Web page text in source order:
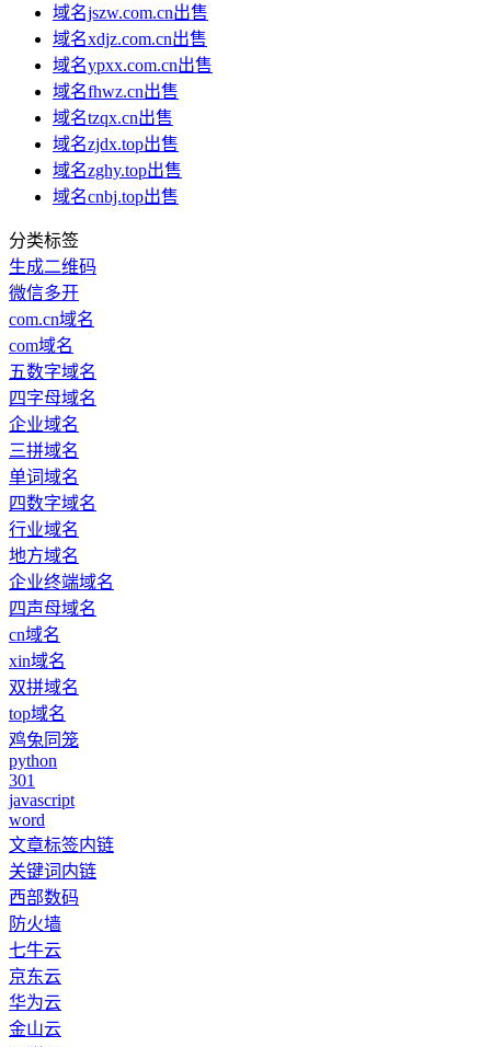
域名jszw.com.cn出售
域名xdjz.com.cn出售
域名ypxx.com.cn出售
域名fhwz.cn出售
域名tzqx.cn出售
域名zjdx.top出售
域名zghy.top出售
域名cnbj.top出售
分类标签
生成二维码
微信多开
com.cn域名
com域名
五数字域名
四字母域名
企业域名
三拼域名
单词域名
四数字域名
行业域名
地方域名
企业终端域名
四声母域名
cn域名
xin域名
双拼域名
top域名
鸡兔同笼
python
301
javascript
word
文章标签内链
关键词内链
西部数码
防火墙
七牛云
京东云
华为云
金山云